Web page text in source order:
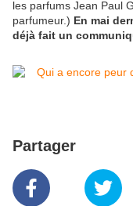
les parfums Jean Paul
parfumeur.) En mai
déjà fait un
Partager